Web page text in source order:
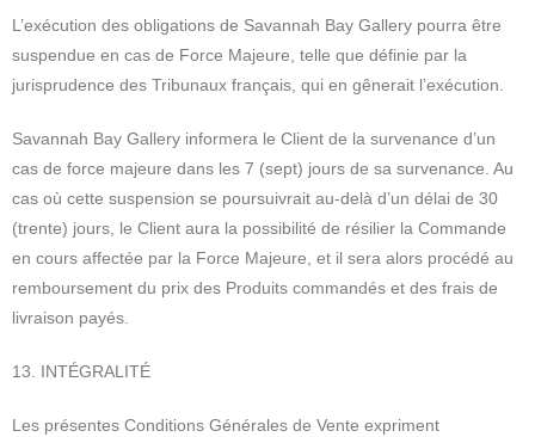
L’exécution des obligations de Savannah Bay Gallery pourra être
suspendue en cas de Force Majeure, telle que définie par la
jurisprudence des Tribunaux français, qui en gênerait l’exécution.
Savannah Bay Gallery informera le Client de la survenance d’un
cas de force majeure dans les 7 (sept) jours de sa survenance. Au
cas où cette suspension se poursuivrait au-delà d’un délai de 30
(trente) jours, le Client aura la possibilité de résilier la Commande
en cours affectée par la Force Majeure, et il sera alors procédé au
remboursement du prix des Produits commandés et des frais de
livraison payés.
13. INTÉGRALITÉ
Les présentes Conditions Générales de Vente expriment